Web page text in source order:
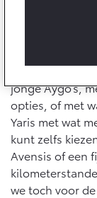
Toyota C-HR+
BATTERIJ-
Connected
Connected
MyToyota login
MyToyota App
Toyota
Autohopper/
Autohopper/
Zoeken naar
budget van
Toyota kopen.
jonge Aygo’s,
opties, of met
Yaris met wat
kunt zelfs
Avensis of een
we toch voor